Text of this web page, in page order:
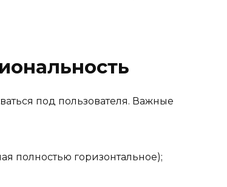
под пользователя. Важные
полностью горизонтальное);